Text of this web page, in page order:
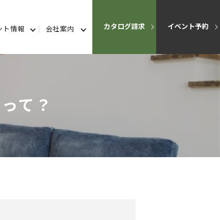
カタログ請求 イベント予約
ト情報 会社案内
て？